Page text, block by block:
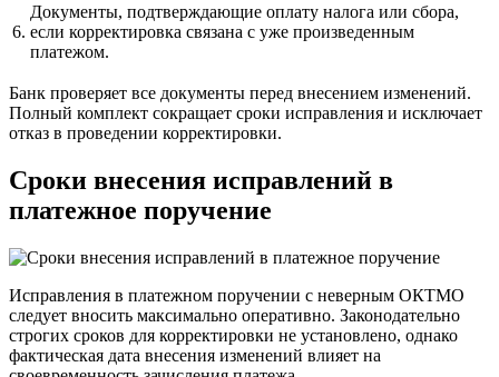
6.
Документы, подтверждающие оплату налога или сбора,
если корректировка связана с уже произведенным
платежом.
Банк проверяет все документы перед внесением изменений.
Полный комплект сокращает сроки исправления и исключает
отказ в проведении корректировки.
Сроки внесения исправлений в
платежное поручение
Исправления в платежном поручении с неверным ОКТМО
следует вносить максимально оперативно. Законодательно
строгих сроков для корректировки не установлено, однако
фактическая дата внесения изменений влияет на